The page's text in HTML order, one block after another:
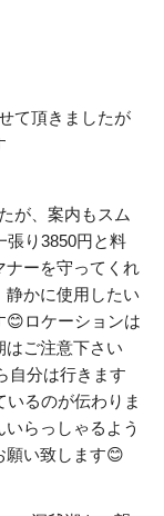
て頂きましたが
が、案内もスム
張り3850円と料
ナーを守ってくれ
静かに使用したい
😊ロケーションは
はご注意下さい
自分は行きます
るのが伝わりま
らっしゃるよう
願い致します😊